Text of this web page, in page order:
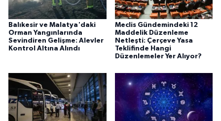
Balıkesir ve Malatya'daki
Orman Yangınlarında
Sevindiren Gelişme: Alevler
Kontrol Altına Alındı
Meclis Gündemindeki 12
Maddelik Düzenleme
Netleşti: Çerçeve Yasa
Teklifinde Hangi
Düzenlemeler Yer Alıyor?